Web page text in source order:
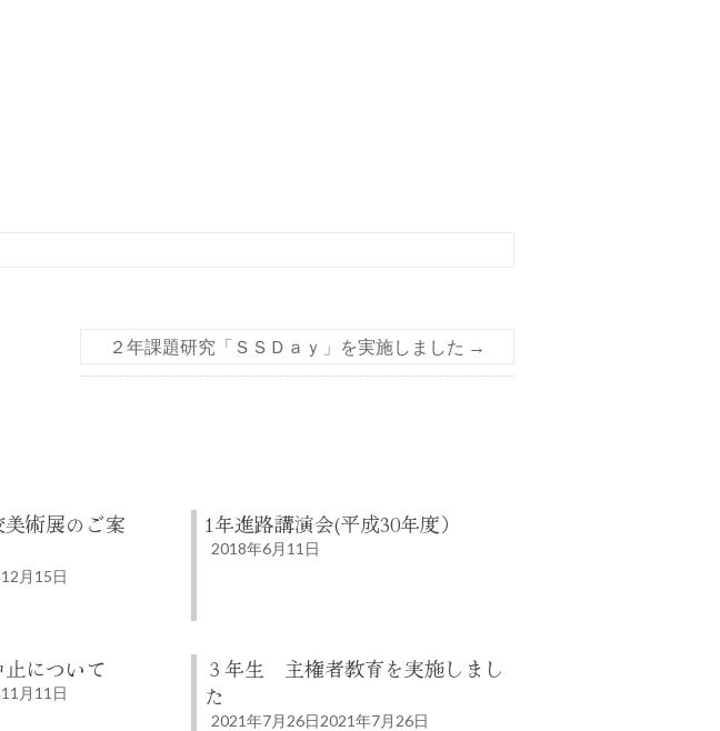
２年課題研究「ＳＳＤａｙ」を実施しました →
術展のご案
月15日
1年進路講演会(平成30年度）
2018年6月11日
について
月11日
３年生 主権者教育を実施しまし
た
2021年7月26日2021年7月26日